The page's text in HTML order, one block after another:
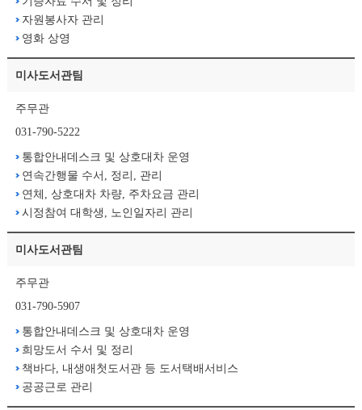
자원봉사자 관리
영화 상영
미사도서관팀
주무관
031-790-5222
통합안내데스크 및 상호대차 운영
연속간행물 수서, 정리, 관리
연체, 상호대차 차량, 주차요금 관리
시정참여 대학생, 노인일자리 관리
미사도서관팀
주무관
031-790-5907
통합안내데스크 및 상호대차 운영
희망도서 수서 및 정리
책바다, 내생애첫도서관 등 도서택배서비스
공공근로 관리